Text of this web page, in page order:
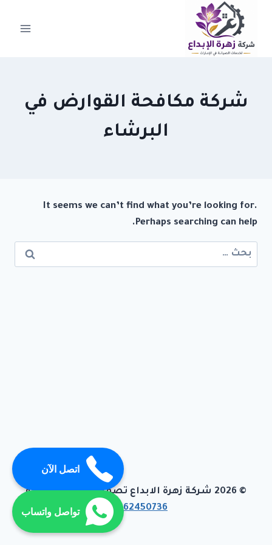
التجاوز
المحتوى
شركة مكافحة القوارض في
البرشاء
It seems we can’t find what you’re looking for.
Perhaps searching can help.
البحث
عن:
© 2026 شركة زهرة الابداع تصميم وبرمجة تيفاجو
01062450736
اتصل الآن
تواصل واتساب